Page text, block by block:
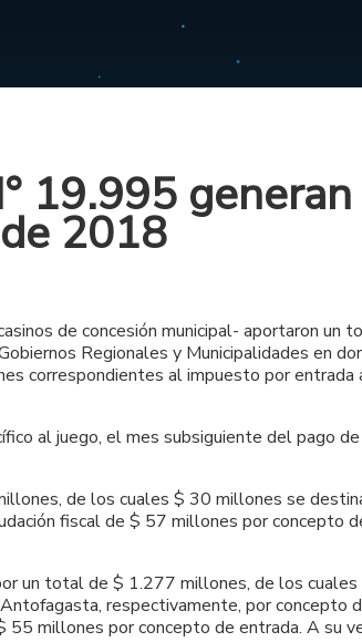
19.995
2018
de concesión municipal- aportaron un
Regionales y Municipalidades en
correspondientes al impuesto por entrada
al juego, el mes subsiguiente del pago
de los cuales $ 30 millones se
fiscal de $ 57 millones por concepto
un total de $ 1.277 millones, de los
respectivamente, por concepto
millones por concepto de entrada. A su